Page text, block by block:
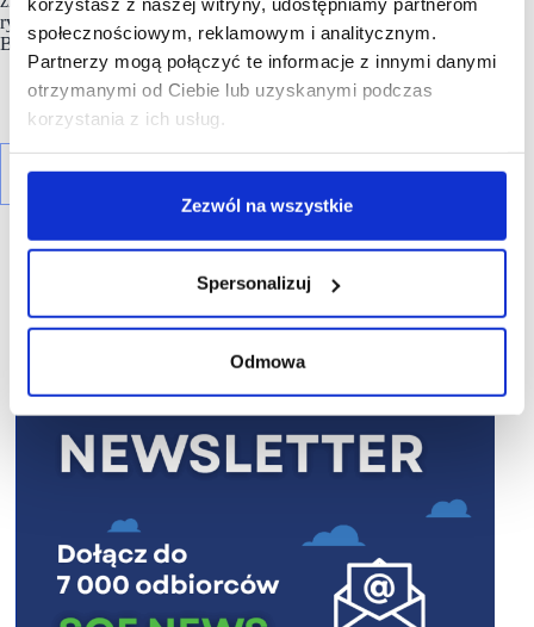
społecznościowym, reklamowym i analitycznym.
Partnerzy mogą połączyć te informacje z innymi danymi
otrzymanymi od Ciebie lub uzyskanymi podczas
korzystania z ich usług.
Zezwól na wszystkie
Spersonalizuj
Odmowa
rynek, ale także szukając własnych rozwiązań – mówi Anna
Brzozowska.